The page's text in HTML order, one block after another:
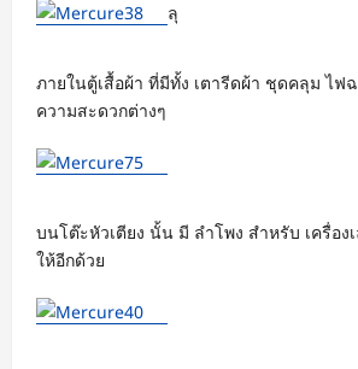
ลุ
ภายในตู้เสื้อผ้า ที่มีทั้ง เตารีดผ้า ชุดคลุม ไฟ
ความสะดวกต่างๆ
บนโต๊ะหัวเตียง นั้น มี ลำโพง สำหรับ เครื่อ
ให้อีกด้วย